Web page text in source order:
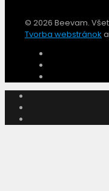
© 2026 Beevam.
Tvorba webstránok a